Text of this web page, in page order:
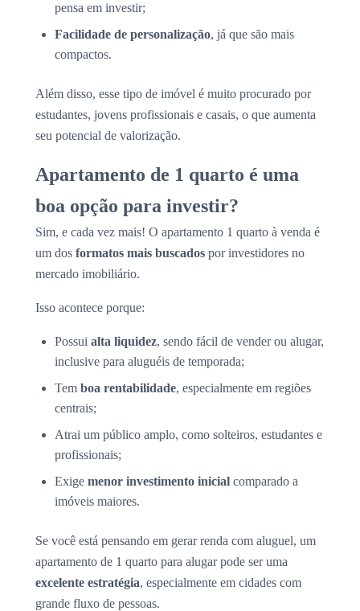
pensa em investir;
Facilidade de personalização, já que são mais
compactos.
Além disso, esse tipo de imóvel é muito procurado por
estudantes, jovens profissionais e casais, o que aumenta
seu potencial de valorização.
Apartamento de 1 quarto é uma
boa opção para investir?
Sim, e cada vez mais! O apartamento 1 quarto à venda é
um dos formatos mais buscados por investidores no
mercado imobiliário.
Isso acontece porque:
Possui alta liquidez, sendo fácil de vender ou alugar,
inclusive para aluguéis de temporada;
Tem boa rentabilidade, especialmente em regiões
centrais;
Atrai um público amplo, como solteiros, estudantes e
profissionais;
Exige menor investimento inicial comparado a
imóveis maiores.
Se você está pensando em gerar renda com aluguel, um
apartamento de 1 quarto para alugar pode ser uma
excelente estratégia, especialmente em cidades com
grande fluxo de pessoas.